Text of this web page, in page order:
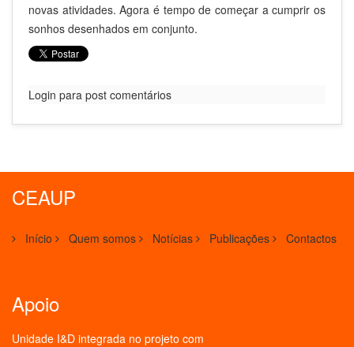
novas atividades. Agora é tempo de começar a cumprir os
sonhos desenhados em conjunto.
Login para post comentários
CEAUP
Início Quem somos Notícias Publicações Contactos
Apoio
Unidade I&D integrada no projeto com